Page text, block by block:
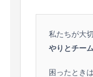
私たちが大
やりとチー
困ったとき